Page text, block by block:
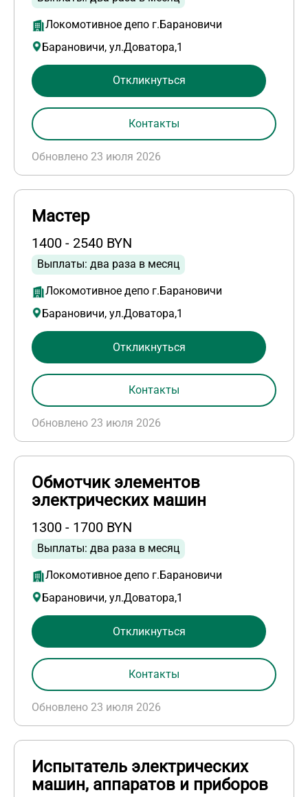
Локомотивное депо г.Барановичи
Барановичи, ул.Доватора,1
Обновлено 23 июля 2026
Откликнуться
Контакты
Мастер
1400 - 2540 BYN
Выплаты: два раза в месяц
Локомотивное депо г.Барановичи
Барановичи, ул.Доватора,1
Обновлено 23 июля 2026
Откликнуться
Контакты
Обмотчик элементов
электрических машин
1300 - 1700 BYN
Выплаты: два раза в месяц
Локомотивное депо г.Барановичи
Барановичи, ул.Доватора,1
Обновлено 23 июля 2026
Откликнуться
Контакты
Испытатель электрических
машин, аппаратов и приборов